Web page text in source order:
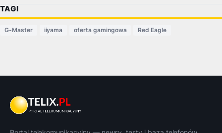
TAGI
G-Master iiyama oferta gamingowa Red Eagle